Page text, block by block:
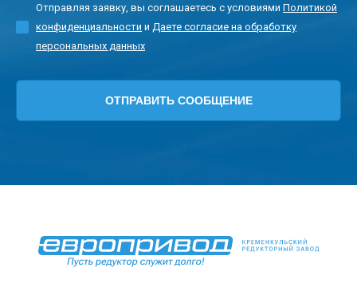
Отправляя заявку, вы соглашаетесь с условиями Политикой
конфиденциальности и Даете согласие на обработку
персональных данных